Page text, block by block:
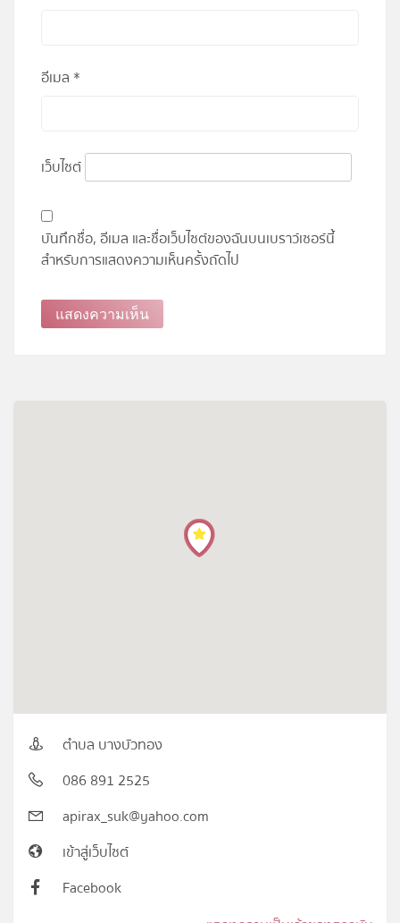
อีเมล *
เว็บไซต์
บันทึกชื่อ, อีเมล และชื่อเว็บไซต์ของฉันบนเบราว์เซอร์นี้
สำหรับการแสดงความเห็นครั้งถัดไป
ตำบล บางบัวทอง
086 891 2525
apirax_suk@yahoo.com
เข้าสู่เว็บไซต์
Facebook